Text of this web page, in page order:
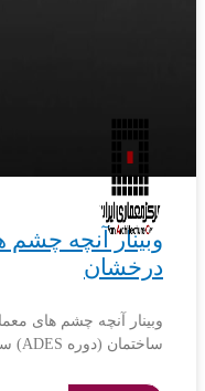
وبینار آنچه چشم
درخشان
وبینار آنچه چشم های
ساختمان (دوره ADES) سخنران: مهندس کامیار درخشان